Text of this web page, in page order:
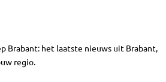
Brabant: het laatste nieuws uit Brabant,
regio.